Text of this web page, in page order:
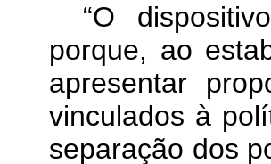
“O
porque, ao
apresentar
vinculados à
separação dos